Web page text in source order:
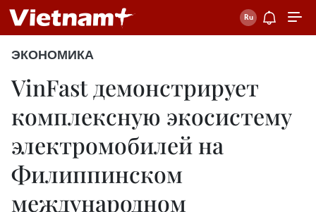
ЭКОНОМИКА
VinFast демонстрирует
комплексную экосистему
электромобилей на
Филиппинском
международном